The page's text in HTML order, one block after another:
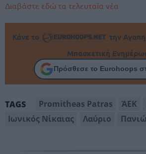
Διαβάστε εδώ τα τελευταία νέα
Κάνε το
την
Μπασκετική
Πρόσθεσε το Eurohoops
TAGS Promitheas Patras ΆΕΚ
Ιωνικός Νίκαιας
Λαύριο